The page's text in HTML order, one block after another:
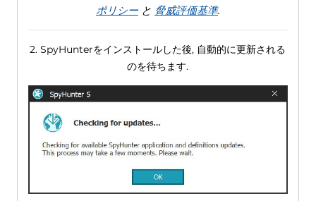
ポリシーと 脅威評価基準.
2. SpyHunterをインストールした後, 自動的に更新される
のを待ちます.